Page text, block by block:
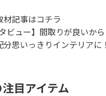
記事はコチラ
ビュー】間取りが良いか
思いっきりインテリアに！
目アイテム